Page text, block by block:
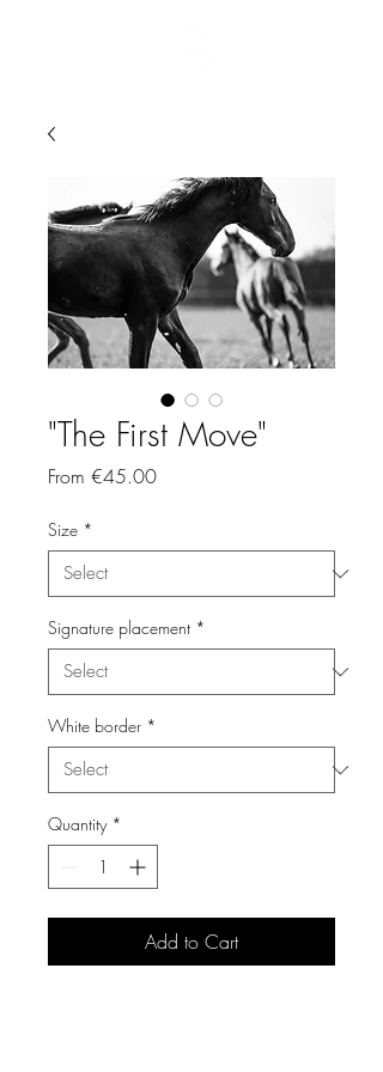
"The First Move"
From €45.00Sale
Size *
Signature placement *
White border *
Quantity *
Add to Cart